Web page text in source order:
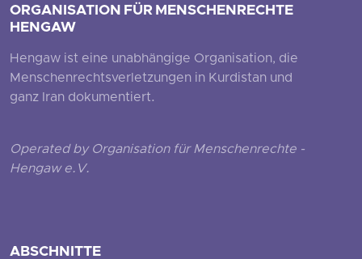
ORGANISATION FÜR MENSCHENRECHTE
HENGAW
Hengaw ist eine unabhängige Organisation, die
Menschenrechtsverletzungen in Kurdistan und
ganz Iran dokumentiert.
Operated by Organisation für Menschenrechte -
Hengaw e.V.
ABSCHNITTE